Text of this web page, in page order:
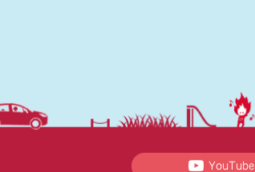
YouTube